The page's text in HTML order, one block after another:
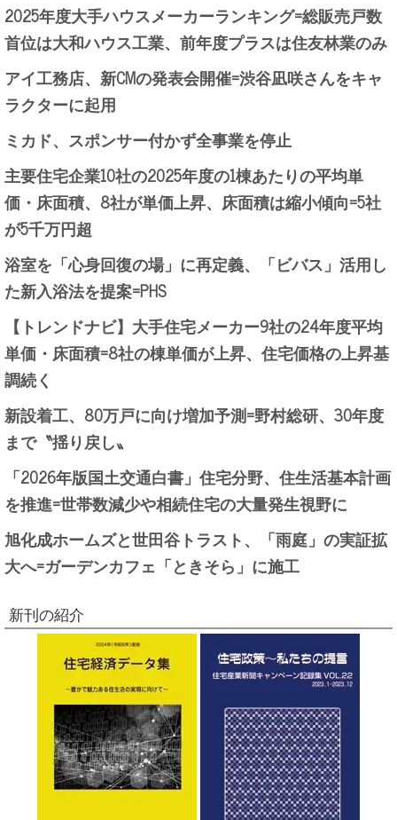
2025年度大手ハウスメーカーランキング=総販売戸数
首位は大和ハウス工業、前年度プラスは住友林業のみ
アイ工務店、新CMの発表会開催=渋谷凪咲さんをキャ
ラクターに起用
ミカド、スポンサー付かず全事業を停止
主要住宅企業10社の2025年度の1棟あたりの平均単
価・床面積、8社が単価上昇、床面積は縮小傾向=5社
が5千万円超
浴室を「心身回復の場」に再定義、「ビバス」活用し
た新入浴法を提案=PHS
【トレンドナビ】大手住宅メーカー9社の24年度平均
単価・床面積=8社の棟単価が上昇、住宅価格の上昇基
調続く
新設着工、80万戸に向け増加予測=野村総研、30年度
まで〝揺り戻し〟
「2026年版国土交通白書」住宅分野、住生活基本計画
を推進=世帯数減少や相続住宅の大量発生視野に
旭化成ホームズと世田谷トラスト、「雨庭」の実証拡
大へ=ガーデンカフェ「ときそら」に施工
新刊の紹介